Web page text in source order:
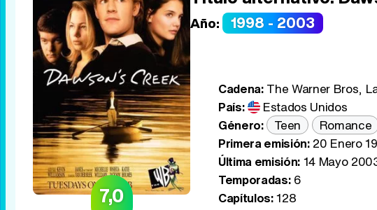
7,0
Año: 1998 - 2003
Cadena:The Warner Bros,
País:
Estados Unidos
Género:
Teen Romance
Primera emisión:20 Enero
Última emisión:14 Mayo
Temporadas:6
Capítulos:128